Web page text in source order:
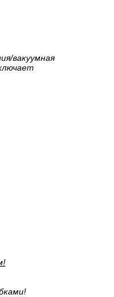
вакуумная